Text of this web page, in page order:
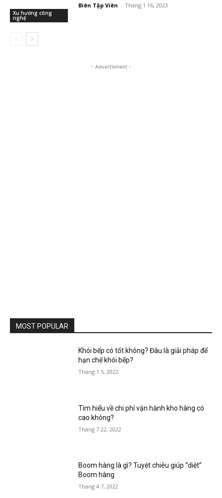
Xu hướng công
nghệ
Biên Tập Viên - Tháng 1 16, 2023
- Advertisment -
MOST POPULAR
Khói bếp có tốt không? Đâu là giải pháp để
hạn chế khói bếp?
Tháng 1 5, 2022
Tìm hiểu về chi phí vận hành kho hàng có
cao không?
Tháng 7 22, 2022
Boom hàng là gì? Tuyệt chiêu giúp “diệt”
Boom hàng
Tháng 4 7, 2022